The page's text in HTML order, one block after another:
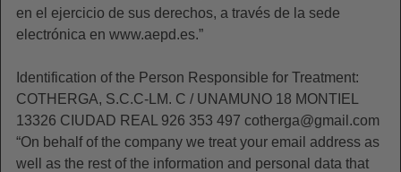
en el ejercicio de sus derechos, a través de la sede
electrónica en www.aepd.es.”
Identification of the Person Responsible for Treatment:
COTHERGA, S.C.C-LM. C / UNAMUNO 18 MONTIEL
13326 CIUDAD REAL 926 353 497 cotherga@gmail.com
“On behalf of the company we treat your email address as
well as the rest of the information and personal data that